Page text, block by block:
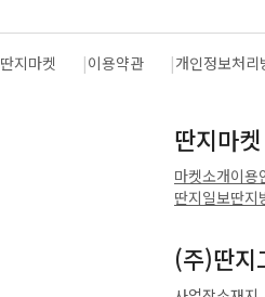
딴지마켓 이용약관 개인정보처리
딴지마
마켓소개이용
딴지일보딴지
(주)딴지